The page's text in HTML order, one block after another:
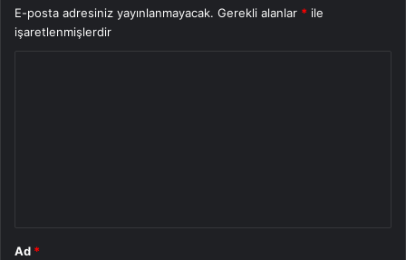
E-posta adresiniz yayınlanmayacak. Gerekli alanlar * ile
işaretlenmişlerdir
Ad *